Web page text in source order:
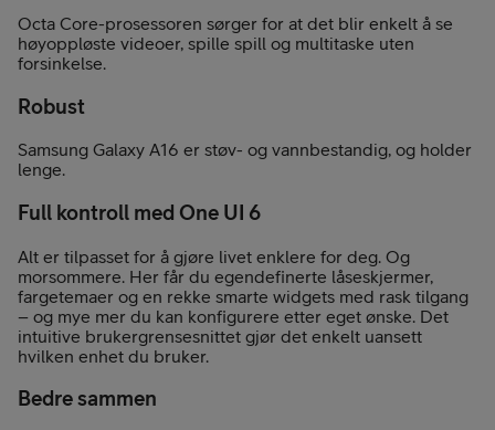
Octa Core-prosessoren sørger for at det blir enkelt å se
høyoppløste videoer, spille spill og multitaske uten
forsinkelse.
Robust
Samsung Galaxy A16 er støv- og vannbestandig, og holder
lenge.
Full kontroll med One UI 6
Alt er tilpasset for å gjøre livet enklere for deg. Og
morsommere. Her får du egendefinerte låseskjermer,
fargetemaer og en rekke smarte widgets med rask tilgang
– og mye mer du kan konfigurere etter eget ønske. Det
intuitive brukergrensesnittet gjør det enkelt uansett
hvilken enhet du bruker.
Bedre sammen